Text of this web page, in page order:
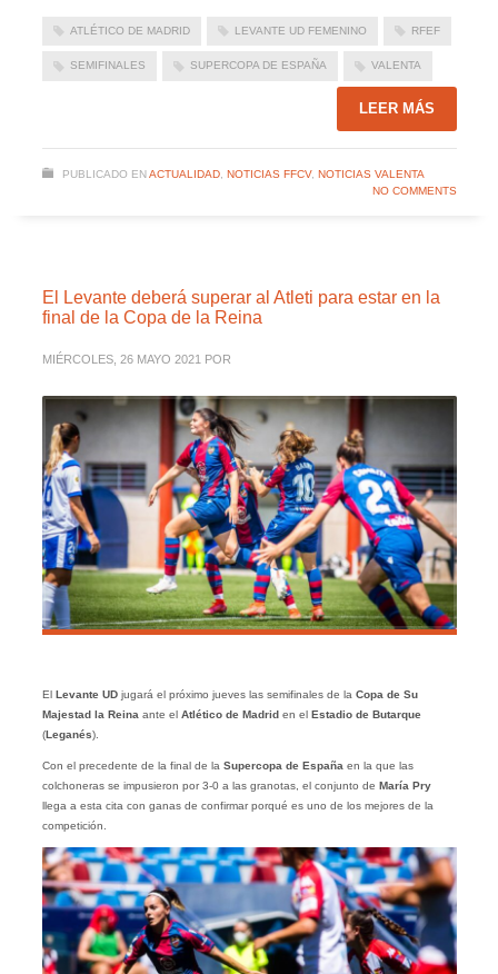
ATLÉTICO DE MADRID LEVANTE UD FEMENINO RFEF
SEMIFINALES SUPERCOPA DE ESPAÑA VALENTA
LEER MÁS
PUBLICADO EN ACTUALIDAD, NOTICIAS FFCV, NOTICIAS VALENTA
NO COMMENTS
El Levante deberá superar al Atleti para estar en la
final de la Copa de la Reina
MIÉRCOLES, 26 MAYO 2021 POR
El Levante UD jugará el próximo jueves las semifinales de la Copa de Su
Majestad la Reinaante el Atlético de Madrid en el
Estadio de Butarque
(Leganés).
Con el precedente de la final de la Supercopa de España en la que las
colchoneras se impusieron por 3-0 a las granotas, el conjunto de María Pry
llega a esta cita con ganas de confirmar porqué es uno de los mejores de la
competición.